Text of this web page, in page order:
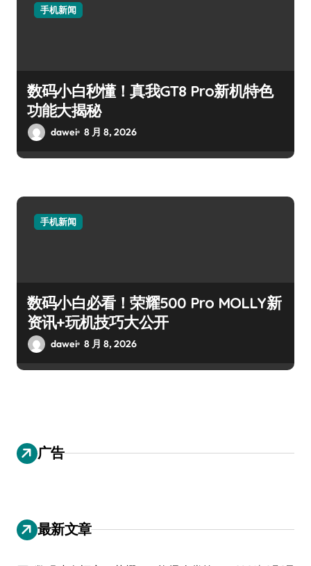
手机新闻
数码小白秒懂！真我GT8 Pro新机特色
功能大揭秘
dawei 8 月 8, 2026
手机新闻
数码小白必看！荣耀500 Pro MOLLY新
资讯+玩机技巧大公开
dawei 8 月 8, 2026
广告
最新文章